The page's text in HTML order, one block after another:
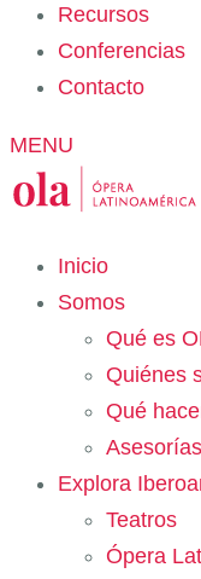
Recursos
Conferencias
Contacto
MENU
Inicio
Somos
Qué es
Quiénes
Qué
Explora
Teatros
Ópera